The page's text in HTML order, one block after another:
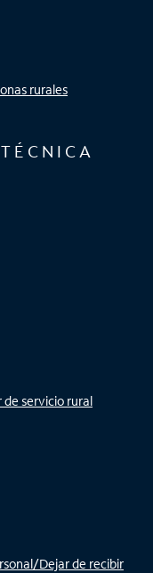
rurales
de servicio rural
Dejar de recibir